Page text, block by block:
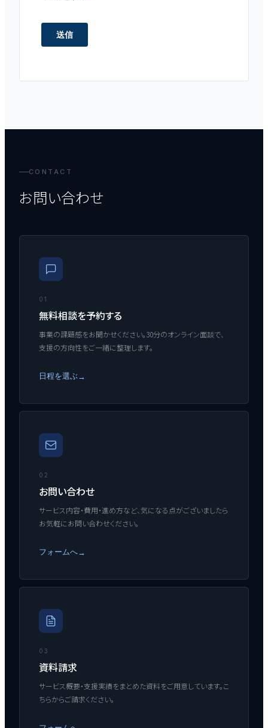
CONTACT
お問い合わせ
01
無料相談を予約する
事業の課題感をお聞かせください。30分のオンライン面談で、
支援の方向性をご一緒に整理します。
日程を選ぶ→
02
お問い合わせ
サービス内容・費用・進め方など、気になる点がございましたら
お気軽にお問い合わせください。
フォームへ→
03
資料請求
サービス概要・支援実績をまとめた資料をご用意しています。こ
ちらからご請求ください。